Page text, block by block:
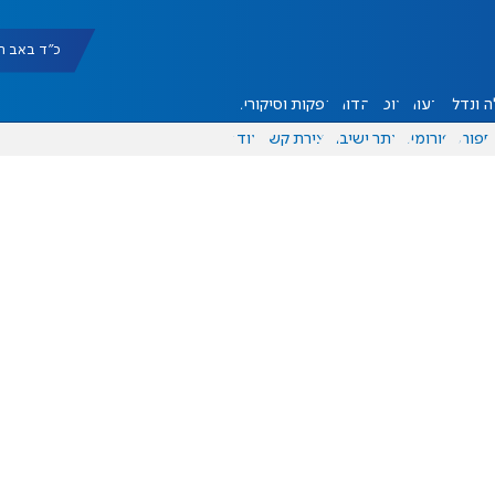
כ"ד באב תשפ"ו
ונדל"ן דעות אוכל יהדות הפקות וסיקורים
ספורט פורומים אתר ישיבה יצירת קשר עוד